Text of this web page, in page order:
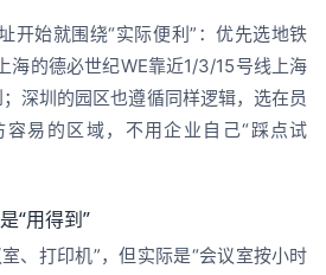
开始就围绕“实际便利”：优先选地铁
海的德必世纪WE靠近1/3/15号线上海
深圳的园区也遵循同样逻辑，选在员
易的区域，不用企业自己“踩点试
“用得到”
、打印机”，但实际是“会议室按小时